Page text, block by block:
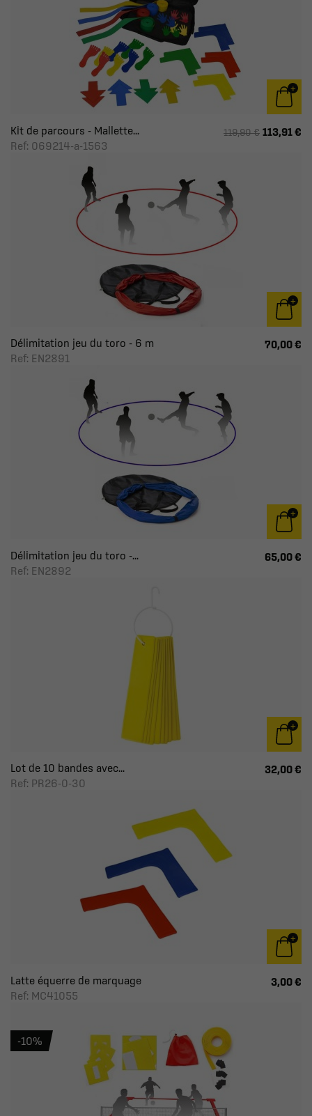
Kit de parcours - Mallette...
Ref: 069214-a-1563
119,90 € 113,91 €
Délimitation jeu du toro - 6 m
Ref: EN2891
70,00 €
Délimitation jeu du toro -...
Ref: EN2892
65,00 €
Lot de 10 bandes avec...
Ref: PR26-0-30
32,00 €
Latte équerre de marquage
Ref: MC41055
3,00 €
-10%